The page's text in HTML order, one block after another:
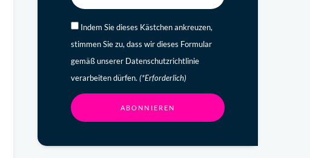
Indem Sie dieses Kästchen ankreuzen,
stimmen Sie zu, dass wir dieses Formular
gemäß unserer Datenschutzrichtlinie
verarbeiten dürfen. (*Erforderlich)
ABONNIEREN